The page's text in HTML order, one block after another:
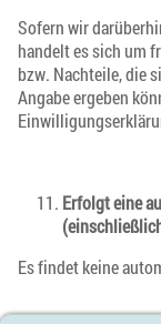
Sofern wir
handelt es sich um
bzw. Nachteile, die
Angabe ergeben
Erfolgt eine
Es findet keine